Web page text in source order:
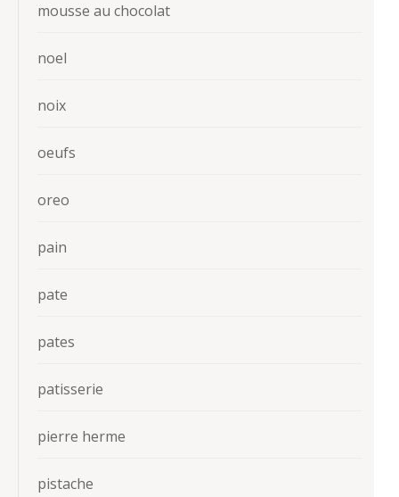
mousse au chocolat
noel
noix
oeufs
oreo
pain
pate
pates
patisserie
pierre herme
pistache